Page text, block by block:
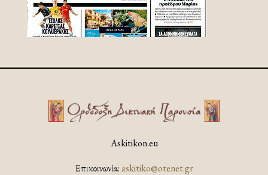
Askitikon.eu
Επικοινωνία:askitiko@otenet.gr